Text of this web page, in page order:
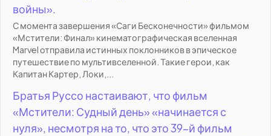
войны».
С момента завершения «Саги Бесконечности» фильмом
«Мстители: Финал» кинематографическая вселенная
Marvel отправила истинных поклонников в эпическое
путешествие по мультивселенной. Такие герои, как
Капитан Картер, Локи,...
Братья Руссо настаивают, что фильм
«Мстители: Судный день» «начинается с
нуля», несмотря на то, что это 39-й фильм